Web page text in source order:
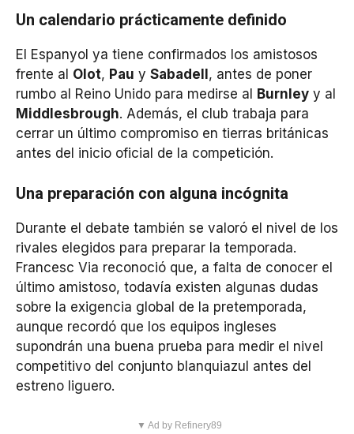
Un calendario prácticamente definido
El Espanyol ya tiene confirmados los amistosos
frente al Olot, Pau y Sabadell , antes de poner
rumbo al Reino Unido para medirse al
Burnley y al
Middlesbrough. Además, el club trabaja para
cerrar un último compromiso en tierras británicas
antes del inicio oficial de la competición.
Una preparación con alguna incógnita
Durante el debate también se valoró el nivel de los
rivales elegidos para preparar la temporada.
Francesc Via reconoció que, a falta de conocer el
último amistoso, todavía existen algunas dudas
sobre la exigencia global de la pretemporada,
aunque recordó que los equipos ingleses
supondrán una buena prueba para medir el nivel
competitivo del conjunto blanquiazul antes del
estreno liguero.
▼ Ad by Refinery89